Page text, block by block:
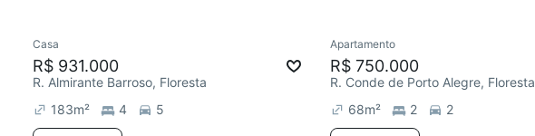
Casa
R$ 931.000
R. Almirante Barroso, Floresta
183m² 4 5
Apartamento
R$ 750.000
R. Conde de Porto Alegre, Floresta
68m² 2 2